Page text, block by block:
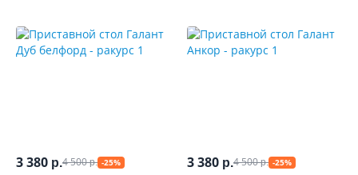
3 380 р.4 500р. -25% 3 380 р.4 500р. -25%